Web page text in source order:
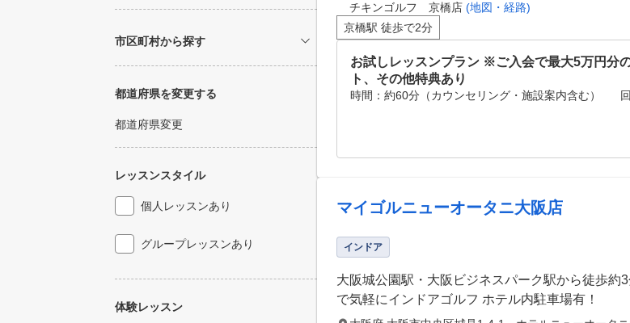
市区町村から探す
都道府県を変更する
都道府県変更
レッスンスタイル
個人レッスンあり
グループレッスンあり
体験レッスン
チキンゴルフ 京橋店 (地図・経路)
京橋駅 徒歩で2分
お試しレッスンプラン ※ご入会で最大5万円分
ト、その他特典あり
時間：約60分（カウンセリング・施設案内含む）
マイゴルニューオータニ大阪店
インドア
大阪城公園駅・大阪ビジネスパーク駅から徒歩約
で気軽にインドアゴルフ ホテル内駐車場有！